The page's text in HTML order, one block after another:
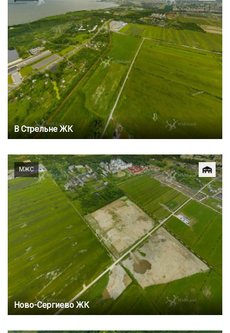
В Стрельне ЖК
МЖС
Ново-Сергиево ЖК